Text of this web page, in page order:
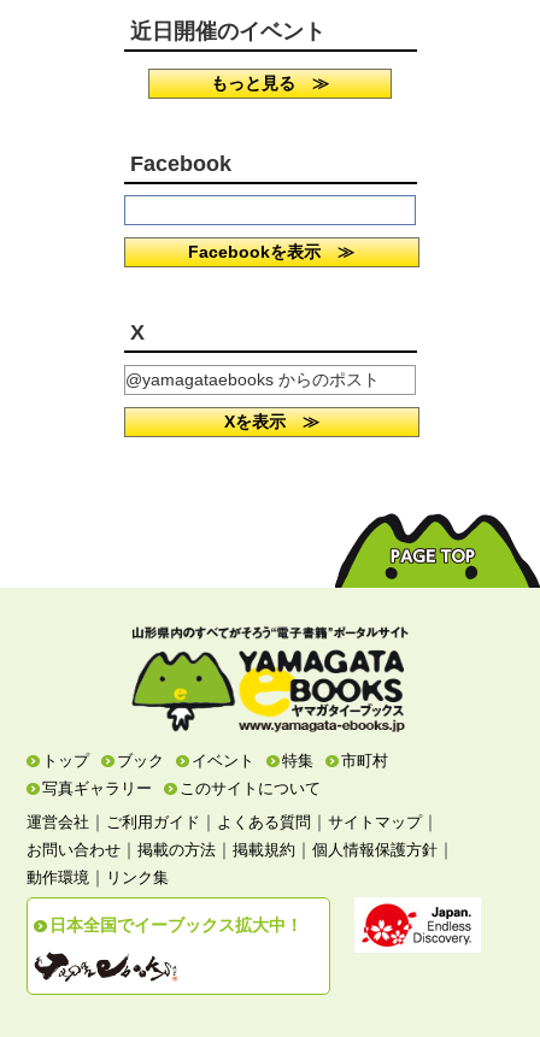
近日開催のイベント
もっと見る ≫
Facebook
Facebookを表示 ≫
X
@yamagataebooks からのポスト
Xを表示 ≫
トップ ブック イベント 特集
市町村
写真ギャラリー
このサイトについて
運営会社 ｜ ご利用ガイド ｜ よくある質問 ｜サイトマップ｜
お問い合わせ ｜掲載の方法 ｜掲載規約 ｜個人情報保護方針 ｜
動作環境 ｜ リンク集
日本全国でイーブックス拡大中！